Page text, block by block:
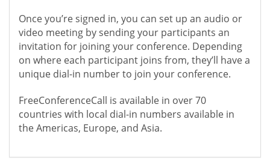
Once you’re signed in, you can set up an audio or
video meeting by sending your participants an
invitation for joining your conference. Depending
on where each participant joins from, they’ll have a
unique dial-in number to join your conference.
FreeConferenceCall is available in over 70
countries with local dial-in numbers available in
the Americas, Europe, and Asia.